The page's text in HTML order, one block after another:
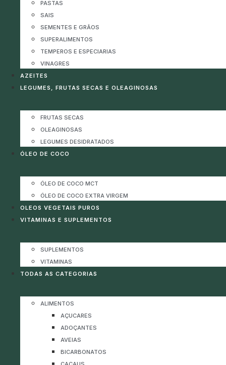
PASTAS
SAIS
SEMENTES E GRÃOS
SUPERALIMENTOS
TEMPEROS E ESPECIARIAS
VINAGRES
AZEITES
LEGUMES, FRUTAS SECAS E OLEAGINOSAS
FRUTAS SECAS
OLEAGINOSAS
LEGUMES DESIDRATADOS
ÓLEO DE COCO
ÓLEO DE COCO MCT
ÓLEO DE COCO EXTRA VIRGEM
OLEOS VEGETAIS PUROS
VITAMINAS E SUPLEMENTOS
SUPLEMENTOS
VITAMINAS
TODAS AS CATEGORIAS
ALIMENTOS
AÇUCARES
ADOÇANTES
AVEIAS
BICARBONATOS